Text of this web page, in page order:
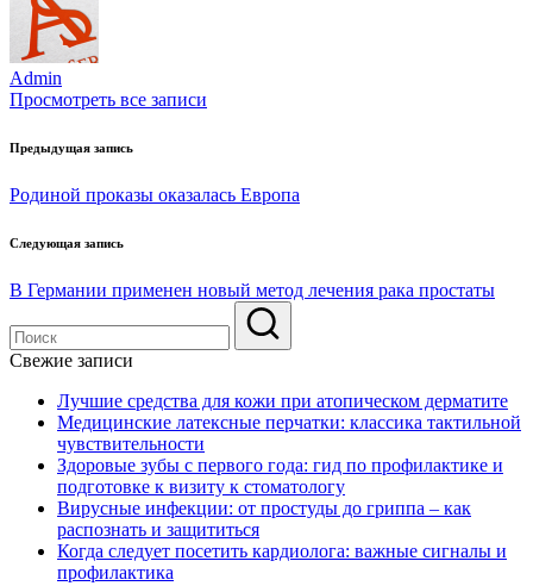
Admin
Просмотреть все записи
Навигация
по
Предыдущая запись
Родиной проказы оказалась Европа
Следующая запись
В Германии применен новый метод лечения рака простаты
Свежие записи
Лучшие средства для кожи при атопическом дерматите
Медицинские латексные перчатки: классика тактильной
чувствительности
Здоровые зубы с первого года: гид по профилактике и
подготовке к визиту к стоматологу
Вирусные инфекции: от простуды до гриппа – как
распознать и защититься
Когда следует посетить кардиолога: важные сигналы и
профилактика